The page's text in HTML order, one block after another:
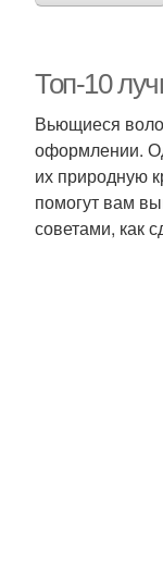
Топ-10
Вьющиеся
оформлении.
их природную
помогут вам
советами, как